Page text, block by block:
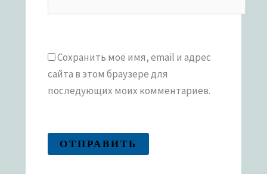
Сохранить моё имя, email и адрес
сайта в этом браузере для
последующих моих комментариев.